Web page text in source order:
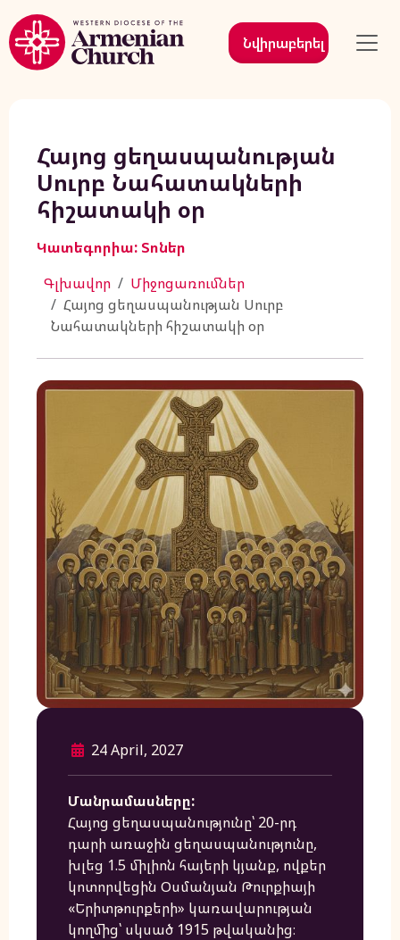
Նվիրաբերել
Հայոց ցեղասպանության
Սուրբ Նահատակների
հիշատակի օր
Կատեգորիա: Տոներ
Գլխավոր
Միջոցառումներ
Հայոց ցեղասպանության Սուրբ
Նահատակների հիշատակի օր
24 April, 2027
Մանրամասները:
Հայոց ցեղասպանությունը՝ 20-րդ
դարի առաջին ցեղասպանությունը,
խլեց 1.5 միլիոն հայերի կյանք, ովքեր
կոտորվեցին Օսմանյան Թուրքիայի
«Երիտթուրքերի» կառավարության
կողմից՝ սկսած 1915 թվականից։